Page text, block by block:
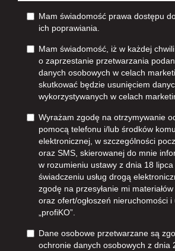
Mam świadomość prawa dostępu
ich poprawiania.
Mam świadomość, iż w każdej
o zaprzestanie przetwarzania
danych osobowych w celach
skutkować będzie usunięciem
wykorzystywanych w celach
Wyrażam zgodę na otrzymywanie
pomocą telefonu i/lub środków
elektronicznej, w szczególności
oraz SMS, skierowanej do mnie
w rozumieniu ustawy z dnia 18
świadczeniu usług drogą
zgodę na przesyłanie mi
oraz ofert/ogłoszeń nieruchomości i
„profiKO”.
Dane osobowe przetwarzane są
ochronie danych osobowych z dnia